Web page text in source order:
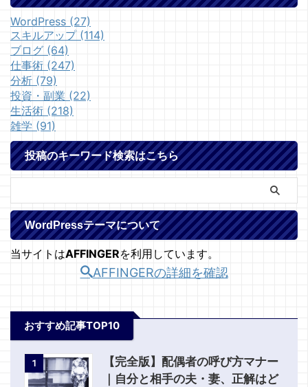
WordPress (27)
スキルアップ (114)
ブログ (64)
仕事術 (247)
分析 (79)
投資・副業 (22)
生活術 (218)
雑学 (91)
投稿のキーワード検索はこちら
WordPressテーマについて
当サイトはAFFINGERを利用しています。
AFFINGERの詳細を確認
おすすめ記事TOP10
1
【完全版】配偶者の呼び方マナー
｜自分と相手の夫・妻、正解はど